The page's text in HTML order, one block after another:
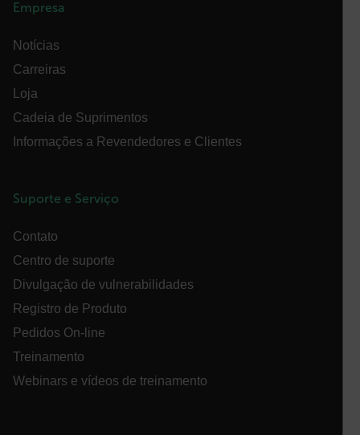
Empresa
Notícias
Carreiras
Loja
Cadeia de Suprimentos
Informações a Revendedores e Clientes
Suporte e Serviço
Contato
Centro de suporte
Divulgação de vulnerabilidades
Registro de Produto
Pedidos On-line
Treinamento
Webinars e vídeos de treinamento
necessários.
Nome
cart_products_skus
cashrun_site_id
Privacidade do Google